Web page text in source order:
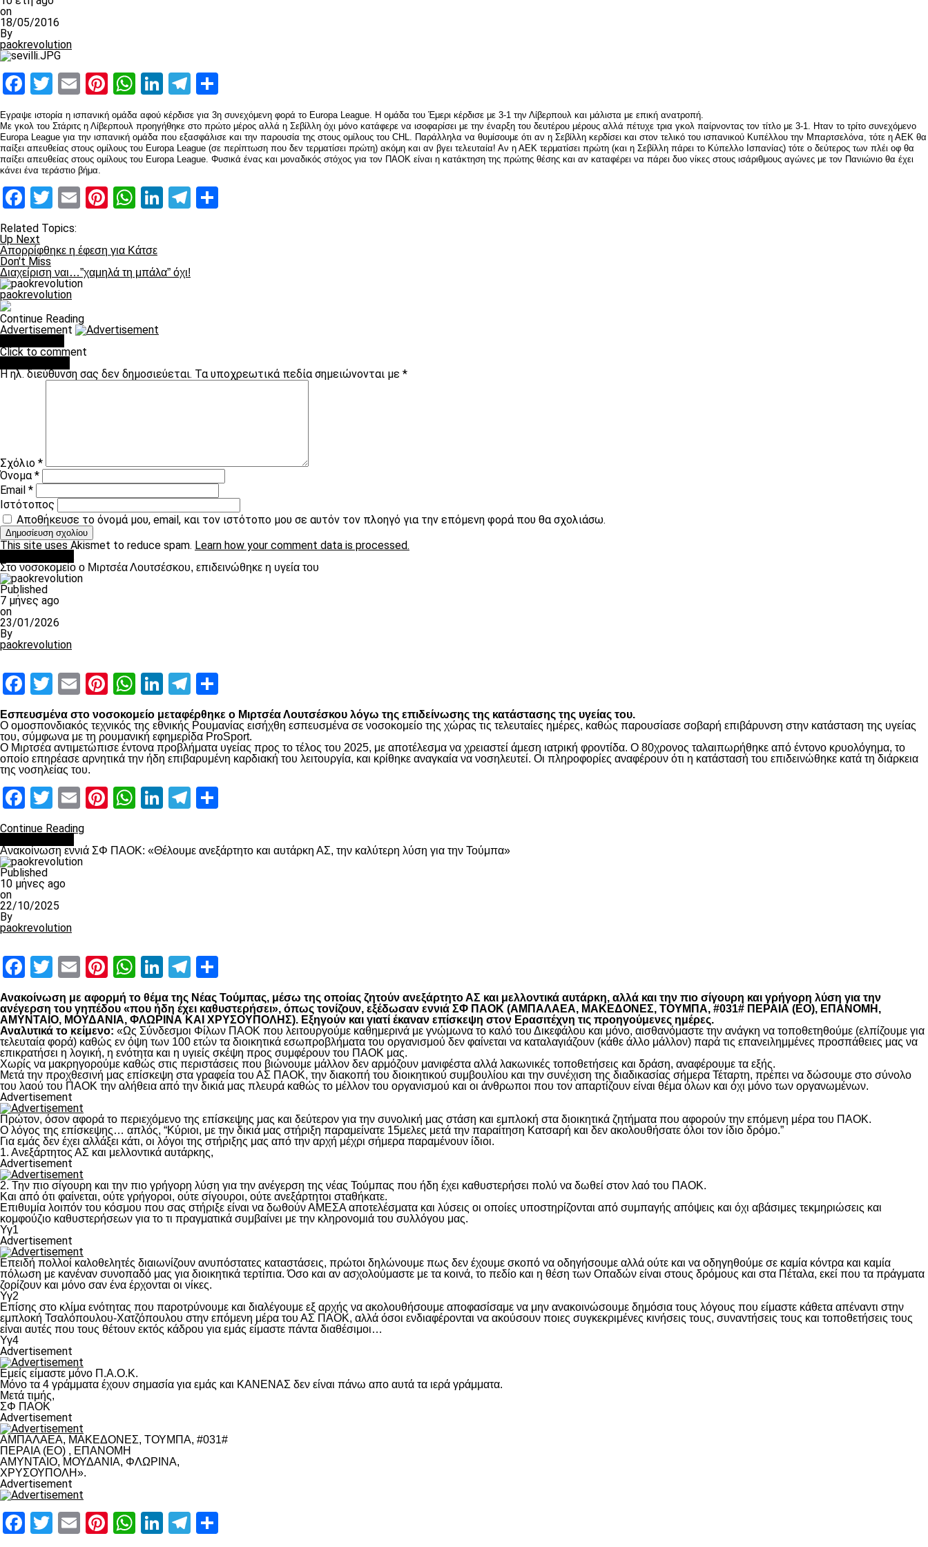
on
18/05/2016
By
paokrevolution
Facebook
Twitter
EmailPinterest
WhatsApp
LinkedIn
Telegram
Εγραψε ιστορία η ισπανική ομάδα αφού κέρδισε για 3η συνεχόμενη φορά το Europa League. Η ομάδα του Έμερι κέρδισε με 3-1 την Λίβερπουλ και μάλιστα με επική ανατροπή.
Με γκολ του Στάριτς η Λίβερπουλ προηγήθηκε στο πρώτο μέρος αλλά η Σεβίλλη όχι μόνο κατάφερε να ισοφαρίσει με την έναρξη του δευτέρου μέρους αλλά πέτυχε τρια γκολ παίρνοντας τον τίτλο με 3-1. Ηταν το τρίτο συνεχόμενο
Europa League για την ισπανική ομάδα που εξασφάλισε και την παρουσία της στους ομίλους του CHL. Παράλληλα να θυμίσουμε ότι αν η Σεβίλλη κερδίσει και στον τελικό του ισπανικού Κυπέλλου την Μπαρτσελόνα, τότε η ΑΕΚ θα
παίξει απευθείας στους ομίλους του Europa League (σε περίπτωση που δεν τερματίσει πρώτη) ακόμη και αν βγει τελευταία! Αν η ΑΕΚ τερματίσει πρώτη (και η Σεβίλλη πάρει το Κύπελλο Ισπανίας) τότε ο δεύτερος των πλέι οφ θα
παίξει απευθείας στους ομίλους του Europa League. Φυσικά ένας και μοναδικός στόχος για τον ΠΑΟΚ είναι η κατάκτηση της πρώτης θέσης και αν καταφέρει να πάρει δυο νίκες στους ισάριθμους αγώνες με τον Πανιώνιο θα έχει
κάνει ένα τεράστιο βήμα.
Facebook
Twitter
EmailPinterest
WhatsApp
LinkedIn
Telegram
Related Topics:
Up Next
Απορρίφθηκε η έφεση για Κάτσε
Don't Miss
Διαχείριση ναι…”χαμηλά τη μπάλα” όχι!
paokrevolution
Continue Reading
Advertisement
Click to comment
Η ηλ. διεύθυνση σας δεν δημοσιεύεται. Τα υποχρεωτικά πεδία σημειώνονται με *
Σχόλιο *
Όνομα*
Email *
Ιστότοπος
Αποθήκευσε το όνομά μου, email, και τον ιστότοπο μου σε αυτόν τον πλοηγό για την επόμενη φορά που θα σχολιάσω.
This site uses Akismet to reduce spam. Learn how your comment data is processed.
Στο νοσοκομείο ο Μιρτσέα Λουτσέσκου, επιδεινώθηκε η υγεία του
Published
7 μήνες ago
on
23/01/2026
By
paokrevolution
Facebook
Twitter
EmailPinterest
WhatsApp
LinkedIn
Telegram
Εσπευσμένα στο νοσοκομείο μεταφέρθηκε ο Μιρτσέα Λουτσέσκου λόγω της επιδείνωσης της κατάστασης της υγείας του.
Ο ομοσπονδιακός τεχνικός της εθνικής Ρουμανίας εισήχθη εσπευσμένα σε νοσοκομείο της χώρας τις τελευταίες ημέρες, καθώς παρουσίασε σοβαρή επιβάρυνση στην κατάσταση της υγείας
του, σύμφωνα με τη ρουμανική εφημερίδα ProSport.
Ο Μιρτσέα αντιμετώπισε έντονα προβλήματα υγείας προς το τέλος του 2025, με αποτέλεσμα να χρειαστεί άμεση ιατρική φροντίδα. Ο 80χρονος ταλαιπωρήθηκε από έντονο κρυολόγημα, το
οποίο επηρέασε αρνητικά την ήδη επιβαρυμένη καρδιακή του λειτουργία, και κρίθηκε αναγκαία να νοσηλευτεί. Οι πληροφορίες αναφέρουν ότι η κατάστασή του επιδεινώθηκε κατά τη διάρκεια
της νοσηλείας του.
Facebook
Twitter
EmailPinterest
WhatsApp
LinkedIn
Telegram
Continue Reading
Ανακοίνωση εννιά ΣΦ ΠΑΟΚ: «Θέλουμε ανεξάρτητο και αυτάρκη ΑΣ, την καλύτερη λύση για την Τούμπα»
Published
10 μήνες ago
on
22/10/2025
By
paokrevolution
Facebook
Twitter
EmailPinterest
WhatsApp
LinkedIn
Telegram
Ανακοίνωση με αφορμή το θέμα της Νέας Τούμπας, μέσω της οποίας ζητούν ανεξάρτητο ΑΣ και μελλοντικά αυτάρκη, αλλά και την πιο σίγουρη και γρήγορη λύση για την
ανέγερση του γηπέδου «που ήδη έχει καθυστερήσει», όπως τονίζουν, εξέδωσαν εννιά ΣΦ ΠΑΟΚ (ΑΜΠΑΛΑΕΑ, ΜΑΚΕΔΟΝΕΣ, ΤΟΥΜΠΑ, #031# ΠΕΡΑΙΑ (ΕΟ), ΕΠΑΝΟΜΗ,
ΑΜΥΝΤΑΙΟ, ΜΟΥΔΑΝΙΑ, ΦΛΩΡΙΝΑ ΚΑΙ ΧΡΥΣΟΥΠΟΛΗΣ). Εξηγούν και γιατί έκαναν επίσκεψη στον Ερασιτέχνη τις προηγούμενες ημέρες.
Αναλυτικά το κείμενο: «Ως Σύνδεσμοι Φίλων ΠΑΟΚ που λειτουργούμε καθημερινά με γνώμωνα το καλό του Δικεφάλου και μόνο, αισθανόμαστε την ανάγκη να τοποθετηθούμε (ελπίζουμε για
τελευταία φορά) καθώς εν όψη των 100 ετών τα διοικητικά εσωπροβλήματα του οργανισμού δεν φαίνεται να καταλαγιάζουν (κάθε άλλο μάλλον) παρά τις επανειλημμένες προσπάθειες μας να
επικρατήσει η λογική, η ενότητα και η υγιείς σκέψη προς συμφέρουν του ΠΑΟΚ μας.
Χωρίς να μακρηγορούμε καθώς στις περιστάσεις που βιώνουμε μάλλον δεν αρμόζουν μανιφέστα αλλά λακωνικές τοποθετήσεις και δράση, αναφέρουμε τα εξής.
Μετά την προχθεσινή μας επίσκεψη στα γραφεία του ΑΣ ΠΑΟΚ, την διακοπή του διοικητικού συμβουλίου και την συνέχιση της διαδικασίας σήμερα Τέταρτη, πρέπει να δώσουμε στο σύνολο
του λαού του ΠΑΟΚ την αλήθεια από την δικιά μας πλευρά καθώς το μέλλον του οργανισμού και οι άνθρωποι που τον απαρτίζουν είναι θέμα όλων και όχι μόνο των οργανωμένων.
Advertisement
Πρώτον, όσον αφορά το περιεχόμενο της επίσκεψης μας και δεύτερον για την συνολική μας στάση και εμπλοκή στα διοικητικά ζητήματα που αφορούν την επόμενη μέρα του ΠΑΟΚ.
Ο λόγος της επίσκεψης… απλός, “Κύριοι, με την δικιά μας στήριξη παραμείνατε 15μελες μετά την παραίτηση Κατσαρή και δεν ακολουθήσατε όλοι τον ίδιο δρόμο.”
Για εμάς δεν έχει αλλάξει κάτι, οι λόγοι της στήριξης μας από την αρχή μέχρι σήμερα παραμένουν ίδιοι.
1. Ανεξάρτητος ΑΣ και μελλοντικά αυτάρκης,
Advertisement
2. Την πιο σίγουρη και την πιο γρήγορη λύση για την ανέγερση της νέας Τούμπας που ήδη έχει καθυστερήσει πολύ να δωθεί στον λαό του ΠΑΟΚ.
Και από ότι φαίνεται, ούτε γρήγοροι, ούτε σίγουροι, ούτε ανεξάρτητοι σταθήκατε.
Επιθυμία λοιπόν του κόσμου που σας στήριξε είναι να δωθούν ΑΜΕΣΑ αποτελέσματα και λύσεις οι οποίες υποστηρίζονται από συμπαγής απόψεις και όχι αβάσιμες τεκμηριώσεις και
κομφούζιο καθυστερήσεων για το τι πραγματικά συμβαίνει με την κληρονομιά του συλλόγου μας.
Υγ1
Advertisement
Επειδή πολλοί καλοθελητές διαιωνίζουν ανυπόστατες καταστάσεις, πρώτοι δηλώνουμε πως δεν έχουμε σκοπό να οδηγήσουμε αλλά ούτε και να οδηγηθούμε σε καμία κόντρα και καμία
πόλωση με κανέναν συνοπαδό μας για διοικητικά τερτίπια. Όσο και αν ασχολούμαστε με τα κοινά, το πεδίο και η θέση των Οπαδών είναι στους δρόμους και στα Πέταλα, εκεί που τα πράγματα
ζορίζουν και μόνο σαν ένα έρχονται οι νίκες.
Υγ2
Επίσης στο κλίμα ενότητας που παροτρύνουμε και διαλέγουμε εξ αρχής να ακολουθήσουμε αποφασίσαμε να μην ανακοινώσουμε δημόσια τους λόγους που είμαστε κάθετα απέναντι στην
εμπλοκή Τσαλόπουλου-Χατζόπουλου στην επόμενη μέρα του ΑΣ ΠΑΟΚ, αλλά όσοι ενδιαφέρονται να ακούσουν ποιες συγκεκριμένες κινήσεις τους, συναντήσεις τους και τοποθετήσεις τους
είναι αυτές που τους θέτουν εκτός κάδρου για εμάς είμαστε πάντα διαθέσιμοι…
Υγ4
Advertisement
Εμείς είμαστε μόνο Π.Α.Ο.Κ.
Μόνο τα 4 γράμματα έχουν σημασία για εμάς και ΚΑΝΕΝΑΣ δεν είναι πάνω απο αυτά τα ιερά γράμματα.
Μετά τιμής,
ΣΦ ΠΑΟΚ
Advertisement
ΑΜΠΑΛΑΕΑ, ΜΑΚΕΔΟΝΕΣ, ΤΟΥΜΠΑ, #031#
ΠΕΡΑΙΑ (ΕΟ) , ΕΠΑΝΟΜΗ
ΑΜΥΝΤΑΙΟ, ΜΟΥΔΑΝΙΑ, ΦΛΩΡΙΝΑ,
ΧΡΥΣΟΥΠΟΛΗ».
Advertisement
Facebook
Twitter
EmailPinterest
WhatsApp
LinkedIn
Telegram